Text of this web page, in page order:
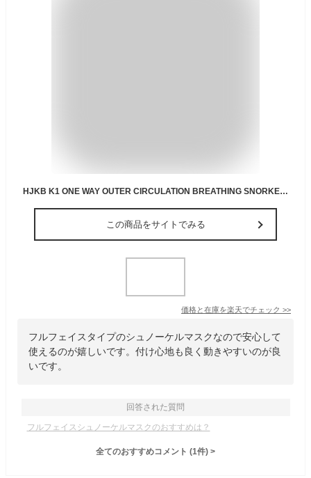
HJKB K1 ONE WAY OUTER CIRCULATION BREATHING SNORKELING MASK スイム シュノーケルマスク ゴーグル LAL(エルエーエル)最新モデル【アメリカで大人気の楽しい USA直輸入 フルフェイスマスク 水中マスク 循環の呼吸 快適な プール 水遊び 海水浴 川遊び レジャー】
この商品をサイトでみる
価格と在庫を楽天でチェック >>
フルフェイスタイプのシュノーケルマスクなので安心して
使えるのが嬉しいです。付け心地も良く動きやすいのが良
いです。
回答された質問
フルフェイスシュノーケルマスクのおすすめは？
全てのおすすめコメント (1件) >